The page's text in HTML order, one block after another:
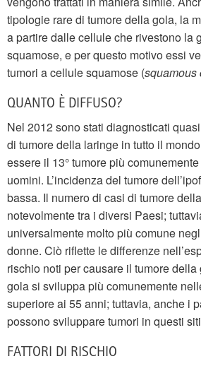
tipologie rare di tumore della gola, la
a partire dalle cellule che rivestono la
squamose, e per questo motivo essi
tumori a cellule squamose (squamous
QUANTO È DIFFUSO?
Nel 2012 sono stati diagnosticati
di tumore della laringe in tutto il
essere il 13° tumore più
uomini. L’incidenza del tumore
bassa. Il numero di casi di tumore
notevolmente tra i diversi Paesi;
universalmente molto più comune
donne. Ciò riflette le differenze
rischio noti per causare il tumore
gola si sviluppa più comunemente
superiore ai 55 anni; tuttavia, anche i
possono sviluppare tumori in questi
FATTORI DI RISCHIO